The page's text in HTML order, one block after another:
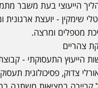
יועצת ארגונית
ומרצה.
תעסוקתית